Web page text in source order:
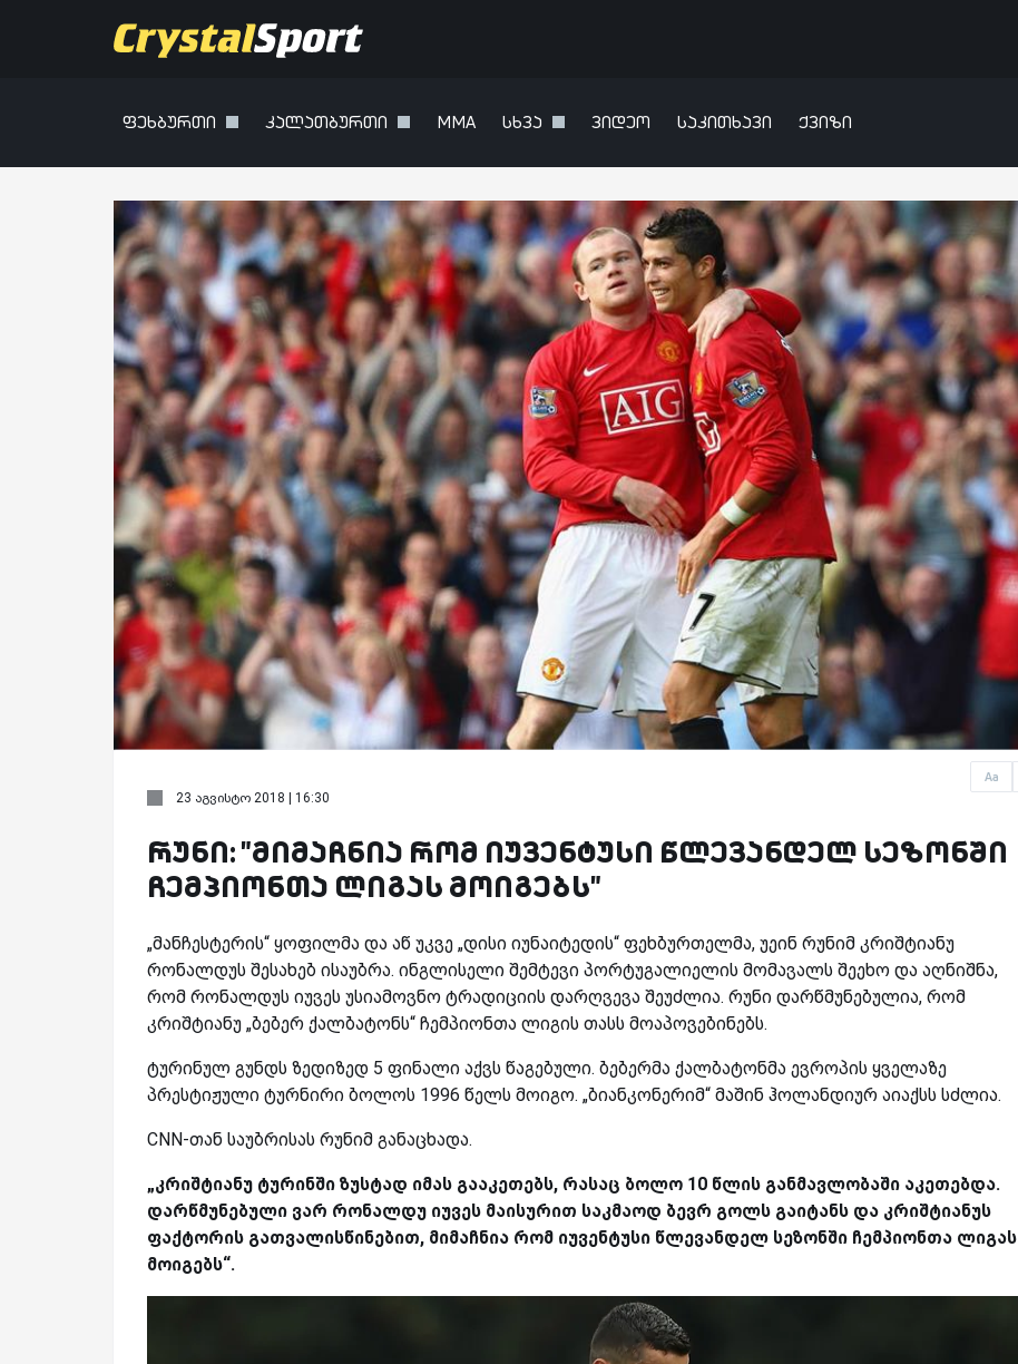
ფეხბურთი კალათბურთი MMA სხვა ვიდეო საკითხავი ქვიზი
Aa
23 აგვისტო 2018 | 16:30
რუნი: "მიმაჩნია რომ იუვენტუსი წლევანდელ სეზონში
ჩემპიონთა ლიგას მოიგებს"
„მანჩესტერის“ ყოფილმა და აწ უკვე „დისი იუნაიტედის“ ფეხბურთელმა, უეინ რუნიმ კრიშტიანუ
რონალდუს შესახებ ისაუბრა. ინგლისელი შემტევი პორტუგალიელის მომავალს შეეხო და აღნიშნა,
რომ რონალდუს იუვეს უსიამოვნო ტრადიციის დარღვევა შეუძლია. რუნი დარწმუნებულია, რომ
კრიშტიანუ „ბებერ ქალბატონს“ ჩემპიონთა ლიგის თასს მოაპოვებინებს.
ტურინულ გუნდს ზედიზედ 5 ფინალი აქვს წაგებული. ბებერმა ქალბატონმა ევროპის ყველაზე
პრესტიჟული ტურნირი ბოლოს 1996 წელს მოიგო. „ბიანკონერიმ“ მაშინ ჰოლანდიურ აიაქსს სძლია.
CNN-თან საუბრისას რუნიმ განაცხადა.
„კრიშტიანუ ტურინში ზუსტად იმას გააკეთებს, რასაც ბოლო 10 წლის განმავლობაში აკეთებდა.
დარწმუნებული ვარ რონალდუ იუვეს მაისურით საკმაოდ ბევრ გოლს გაიტანს და კრიშტიანუს
ფაქტორის გათვალისწინებით, მიმაჩნია რომ იუვენტუსი წლევანდელ სეზონში ჩემპიონთა ლიგას
მოიგებს“.